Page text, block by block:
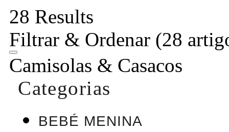
28 Results
Filtrar & Ordenar (28
Camisolas & Casacos
Categorias
BEBÉ MENINA